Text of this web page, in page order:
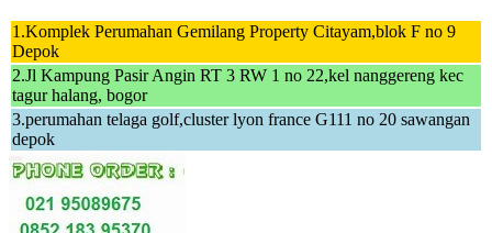
1.Komplek Perumahan Gemilang Property Citayam,blok F no 9
Depok
2.Jl Kampung Pasir Angin RT 3 RW 1 no 22,kel nanggereng kec
tagur halang, bogor
3.perumahan telaga golf,cluster lyon france G111 no 20 sawangan
depok